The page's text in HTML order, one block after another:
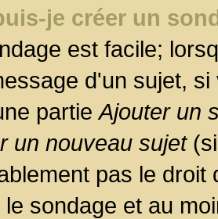
je créer un
est facile;
d'un sujet,
partieAjouter un
un nouveau sujet(si
pas le
sondage et au